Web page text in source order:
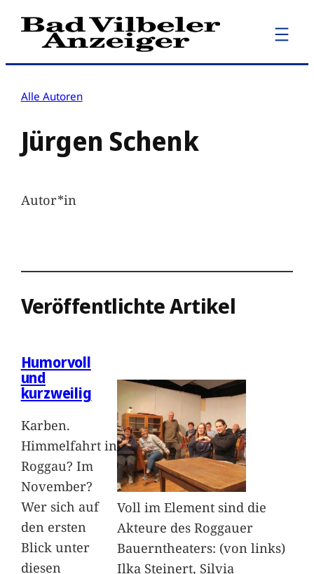
Zum
Inhalt
Alle Autoren
Jürgen Schenk
Autor*in
Veröffentlichte Artikel
Humorvoll
und
kurzweilig
Karben.
Himmelfahrt in
Roggau? Im
November?
Wer sich auf
den ersten
Blick unter
diesen
Voll im Element sind die
Akteure des Roggauer
Bauerntheaters: (von links)
Ilka Steinert, Silvia